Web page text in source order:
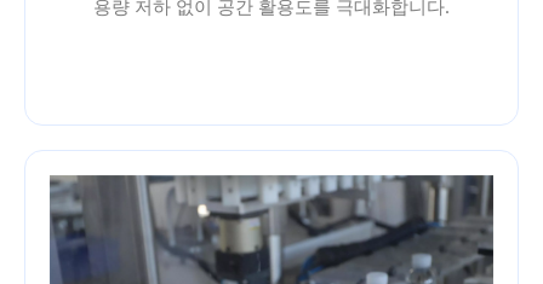
용량 저하 없이 공간 활용도를 극대화합니다.